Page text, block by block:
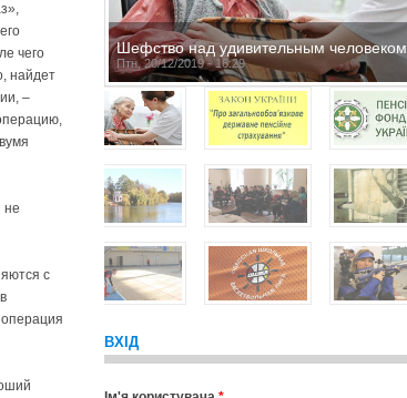
чего
найдет
–
не
с
Шефство над удивительным человеком
Птн, 20/12/2019 - 16:29
ВХІД